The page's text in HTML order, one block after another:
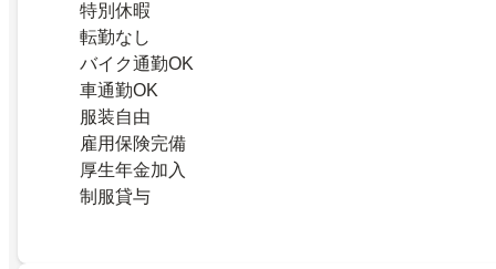
特別休暇
転勤なし
バイク通勤OK
車通勤OK
服装自由
雇用保険完備
厚生年金加入
制服貸与